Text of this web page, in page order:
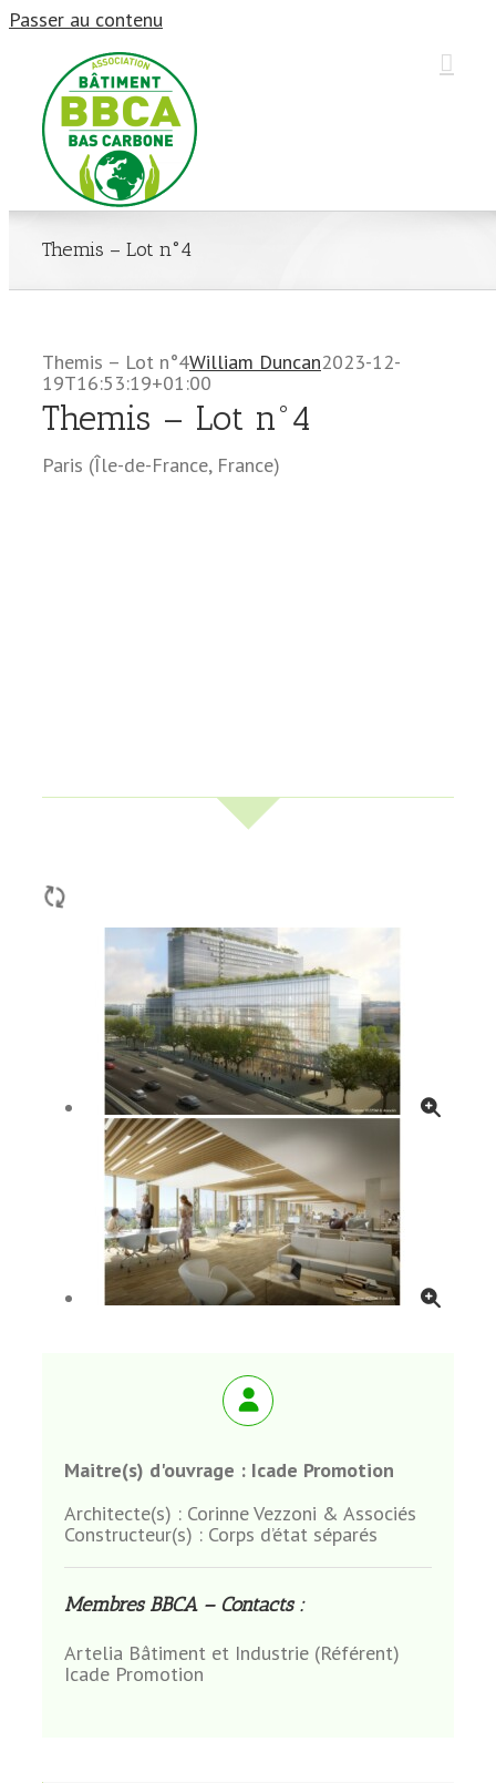
Passer au contenu
Themis – Lot n°4
Themis – Lot n°4William Duncan2023-12-
19T16:53:19+01:00
Themis – Lot n°4
Paris (Île-de-France, France)
Maitre(s) d'ouvrage : Icade Promotion
Architecte(s) : Corinne Vezzoni & Associés
Constructeur(s) : Corps d’état séparés
Membres BBCA – Contacts :
Artelia Bâtiment et Industrie (Référent)
Icade Promotion